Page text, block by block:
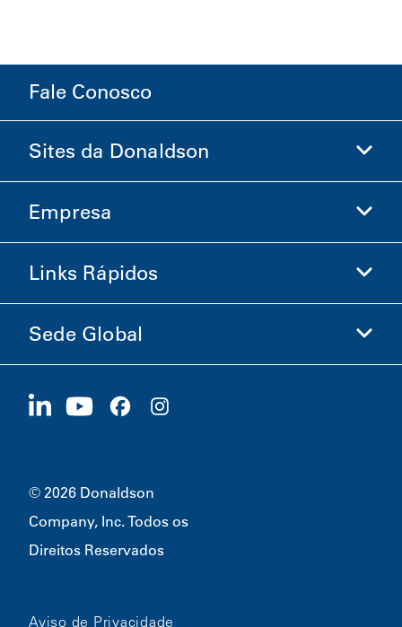
Fale Conosco
Sites da Donaldson
Donaldson Life Sciences
Empresa
Informações sobre a Empresa
Carreiras
Links Rápidos
Investidores
Sustentabilidade
Sede Global
1400 W 94th Street
© 2026 Donaldson
Company, Inc. Todos os
Direitos Reservados
Aviso de Privacidade